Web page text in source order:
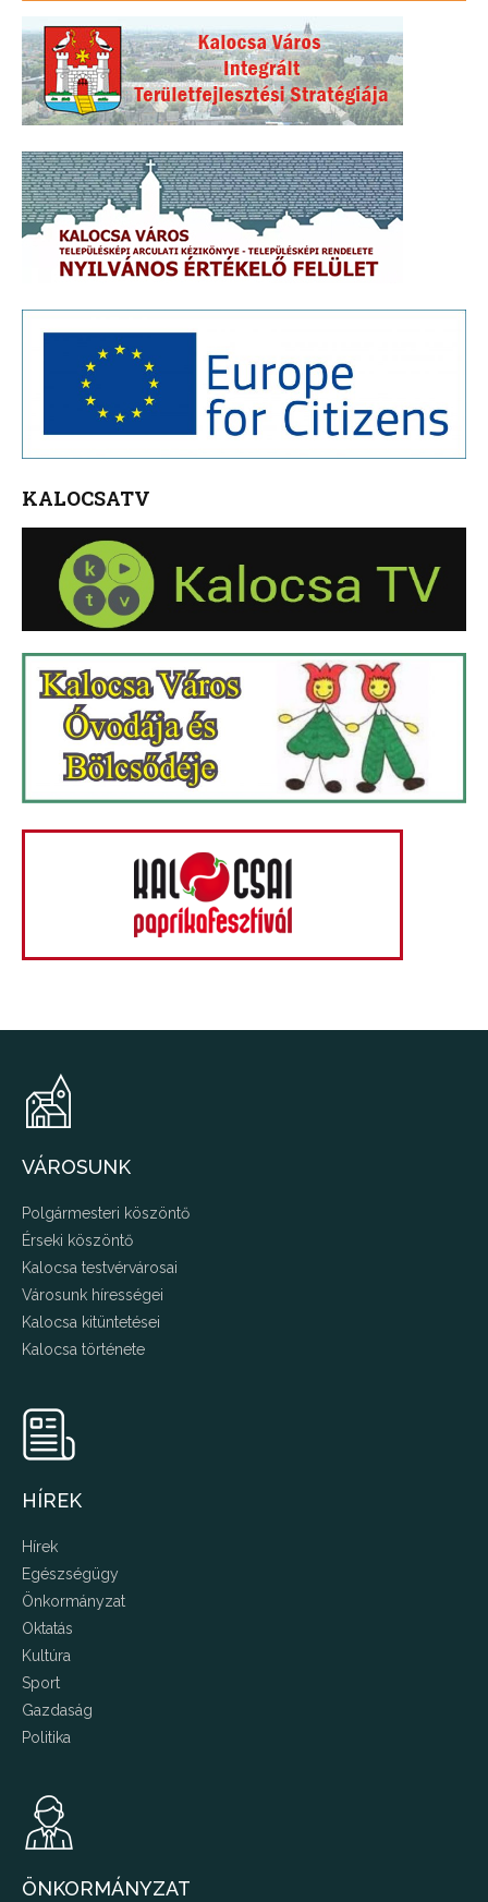
KALOCSATV
VÁROSUNK
Polgármesteri köszöntő
Érseki köszöntő
Kalocsa testvérvárosai
Városunk hírességei
Kalocsa kitüntetései
Kalocsa története
HÍREK
Hírek
Egészségügy
Önkormányzat
Oktatás
Kultúra
Sport
Gazdaság
Politika
ÖNKORMÁNYZAT